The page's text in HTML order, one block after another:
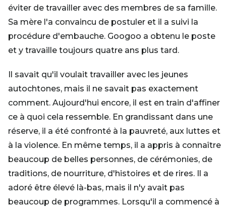
éviter de travailler avec des membres de sa famille.
Sa mère l'a convaincu de postuler et il a suivi la
procédure d'embauche. Googoo a obtenu le poste
et y travaille toujours quatre ans plus tard.
Il savait qu'il voulait travailler avec les jeunes
autochtones, mais il ne savait pas exactement
comment. Aujourd'hui encore, il est en train d'affiner
ce à quoi cela ressemble. En grandissant dans une
réserve, il a été confronté à la pauvreté, aux luttes et
à la violence. En même temps, il a appris à connaître
beaucoup de belles personnes, de cérémonies, de
traditions, de nourriture, d'histoires et de rires. Il a
adoré être élevé là-bas, mais il n'y avait pas
beaucoup de programmes. Lorsqu'il a commencé à